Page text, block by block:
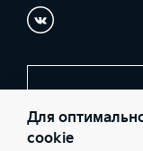
Для
cookie